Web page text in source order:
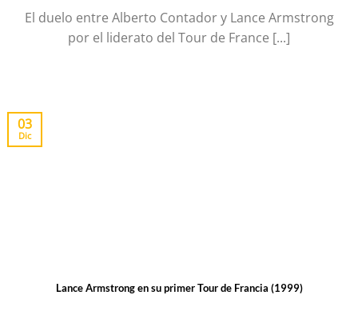
El duelo entre Alberto Contador y Lance Armstrong
por el liderato del Tour de France [...]
Lance Armstrong en su primer Tour de Francia (1999)
03
Dic